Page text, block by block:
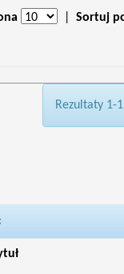
Sortuj
Rezultaty 1-